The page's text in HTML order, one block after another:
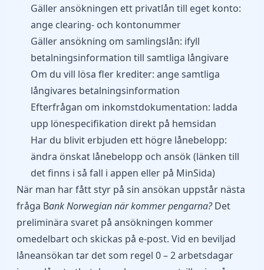
Gäller ansökningen ett privatlån till eget konto:
ange clearing- och kontonummer
Gäller ansökning om samlingslån: ifyll
betalningsinformation till samtliga långivare
Om du vill lösa fler krediter: ange samtliga
långivares betalningsinformation
Efterfrågan om inkomstdokumentation: ladda
upp lönespecifikation direkt på hemsidan
Har du blivit erbjuden ett högre lånebelopp:
ändra önskat lånebelopp och ansök (länken till
det finns i så fall i appen eller på MinSida)
När man har fått styr på sin ansökan uppstår nästa
fråga Bank Norwegian när kommer pengarna?Det
preliminära svaret på ansökningen kommer
omedelbart och skickas på e-post. Vid en beviljad
låneansökan tar det som regel 0 – 2 arbetsdagar